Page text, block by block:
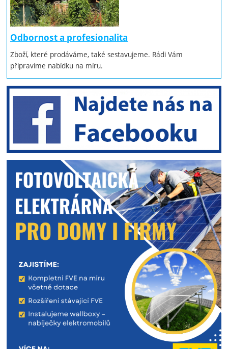
Odbornost a profesionalita
Zboží, které prodáváme, také sestavujeme. Rádi Vám
připravíme nabídku na míru.